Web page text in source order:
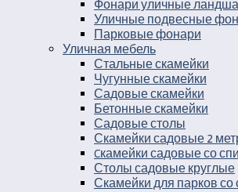
Фонари уличные
Уличные подвесные
Парковые фонари
Уличная мебель
Стальные скамейки
Чугунные скамейки
Садовые скамейки
Бетонные скамейки
Садовые столы
Скамейки садовые 2
Cкамейки садовые со
Столы садовые круглые
Скамейки для парков со